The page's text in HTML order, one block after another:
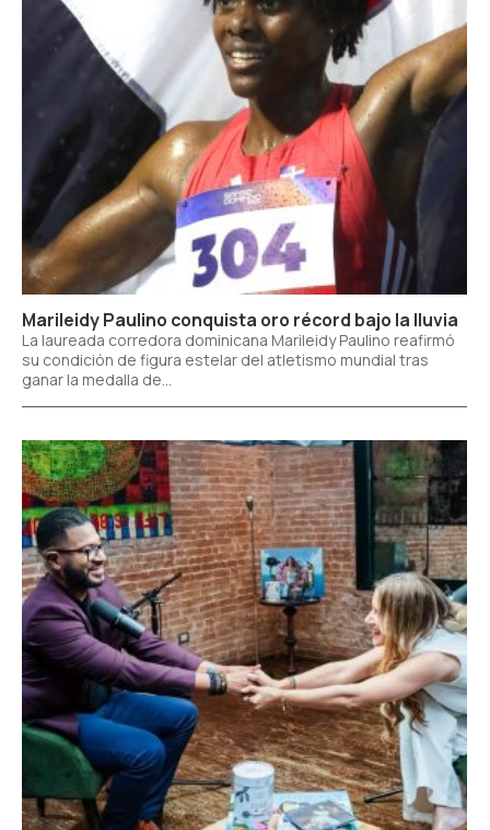
Marileidy Paulino conquista oro récord bajo la lluvia
La laureada corredora dominicana Marileidy Paulino reafirmó
su condición de figura estelar del atletismo mundial tras
ganar la medalla de...